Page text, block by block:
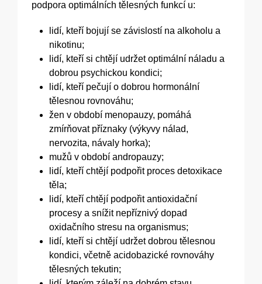
podpora optimálních tělesných funkcí u:
lidí, kteří bojují se závislostí na alkoholu a
nikotinu;
lidí, kteří si chtějí udržet optimální náladu a
dobrou psychickou kondici;
lidí, kteří pečují o dobrou hormonální
tělesnou rovnováhu;
žen v období menopauzy, pomáhá
zmírňovat příznaky (výkyvy nálad,
nervozita, návaly horka);
mužů v období andropauzy;
lidí, kteří chtějí podpořit proces detoxikace
těla;
lidí, kteří chtějí podpořit antioxidační
procesy a snížit nepříznivý dopad
oxidačního stresu na organismus;
lidí, kteří si chtějí udržet dobrou tělesnou
kondici, včetně acidobazické rovnováhy
tělesných tekutin;